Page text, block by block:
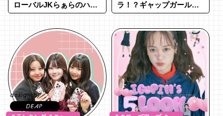
ローバルJKらぁらのハッ
ラ！？ギャップガールな